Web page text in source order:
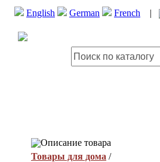
English German French |
Описание товара
Товары для дома /